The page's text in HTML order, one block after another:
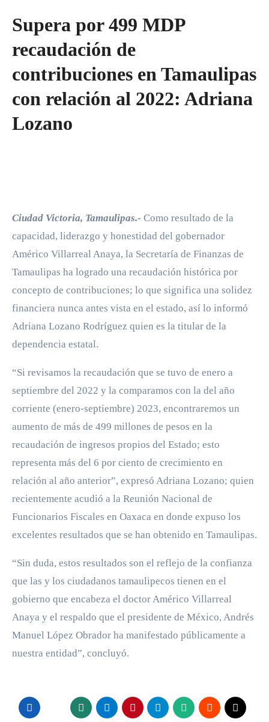
Supera por 499 MDP
recaudación de
contribuciones en Tamaulipas
con relación al 2022: Adriana
Lozano
Ciudad Victoria, Tamaulipas.- Como resultado de la
capacidad, liderazgo y honestidad del gobernador
Américo Villarreal Anaya, la Secretaría de Finanzas de
Tamaulipas ha logrado una recaudación histórica por
concepto de contribuciones; lo que significa una solidez
financiera nunca antes vista en el estado, así lo informó
Adriana Lozano Rodríguez quien es la titular de la
dependencia estatal.
“Si revisamos la recaudación que se tuvo de enero a
septiembre del 2022 y la comparamos con la del año
corriente (enero-septiembre) 2023, encontraremos un
aumento de más de 499 millones de pesos en la
recaudación de ingresos propios del Estado; esto
representa más del 6 por ciento de crecimiento en
relación al año anterior”, expresó Adriana Lozano; quien
recientemente acudió a la Reunión Nacional de
Funcionarios Fiscales en Oaxaca en donde expuso los
excelentes resultados que se han obtenido en Tamaulipas.
“Sin duda, estos resultados son el reflejo de la confianza
que las y los ciudadanos tamaulipecos tienen en el
gobierno que encabeza el doctor Américo Villarreal
Anaya y el respaldo que el presidente de México, Andrés
Manuel López Obrador ha manifestado públicamente a
nuestra entidad”, concluyó.